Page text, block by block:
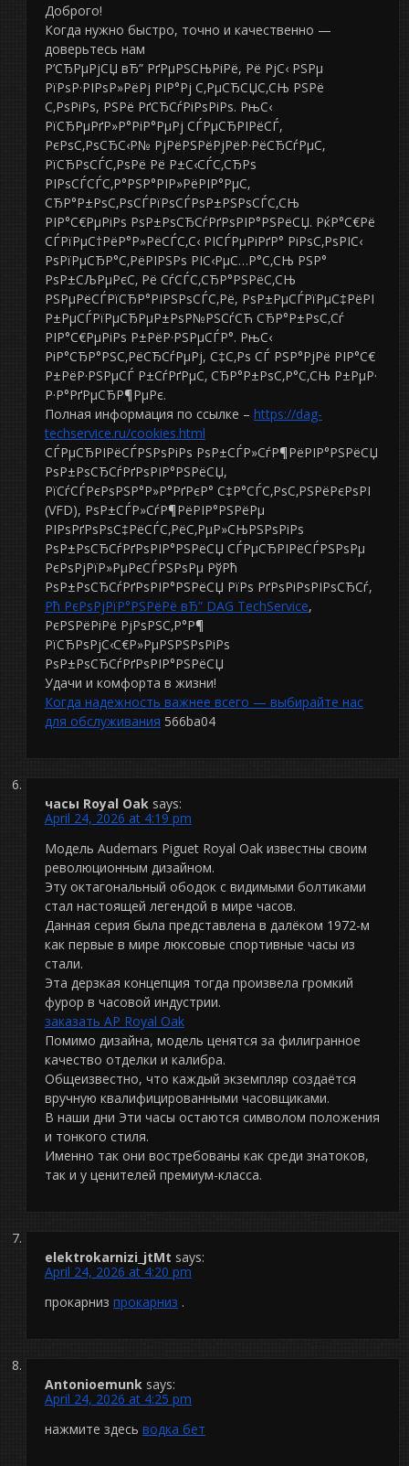
Доброго!
Когда нужно быстро, точно и качественно —
доверьтесь нам
Р’СЂРµРјСЏ вЂ” РґРµРЅСЊРіРё, Рё РјС‹ РЅРµ
РїРѕР·РІРѕР»РёРј РІР°Рј С‚РµСЂСЏС‚СЊ РЅРё
С‚РѕРіРѕ, РЅРё РґСЂСѓРіРѕРіРѕ. РњС‹
РїСЂРµРґР»Р°РіР°РµРј СЃРµСЂРІРёСЃ,
РєРѕС‚РѕСЂС‹Р№ РјРёРЅРёРјРёР·РёСЂСѓРµС‚
РїСЂРѕСЃС‚РѕРё Рё Р±С‹СЃС‚СЂРѕ
РІРѕСЃСЃС‚Р°РЅР°РІР»РёРІР°РµС‚
СЂР°Р±РѕС‚РѕСЃРїРѕСЃРѕР±РЅРѕСЃС‚СЊ
РІР°С€РµРіРѕ РѕР±РѕСЂСѓРґРѕРІР°РЅРёСЏ. РќР°С€Рё
СЃРїРµС†РёР°Р»РёСЃС‚С‹ РІСЃРµРіРґР° РіРѕС‚РѕРІС‹
РѕРїРµСЂР°С‚РёРІРЅРѕ РІС‹РµС…Р°С‚СЊ РЅР°
РѕР±СЉРµРєС‚ Рё СѓСЃС‚СЂР°РЅРёС‚СЊ
РЅРµРёСЃРїСЂР°РІРЅРѕСЃС‚Рё, РѕР±РµСЃРїРµС‡РёРІ
Р±РµСЃРїРµСЂРµР±РѕР№РЅСѓСЋ СЂР°Р±РѕС‚Сѓ
РІР°С€РµРіРѕ Р±РёР·РЅРµСЃР°. РњС‹
РіР°СЂР°РЅС‚РёСЂСѓРµРј, С‡С‚Рѕ СЃ РЅР°РјРё РІР°С€
Р±РёР·РЅРµСЃ Р±СѓРґРµС‚ СЂР°Р±РѕС‚Р°С‚СЊ Р±РµР·
Р·Р°РґРµСЂР¶РµРє.
Полная информация по ссылке – https://dag-
techservice.ru/cookies.html
СЃРµСЂРІРёСЃРЅРѕРіРѕ РѕР±СЃР»СѓР¶РёРІР°РЅРёСЏ
РѕР±РѕСЂСѓРґРѕРІР°РЅРёСЏ,
РїСѓСЃРєРѕРЅР°Р»Р°РґРєР° С‡Р°СЃС‚РѕС‚РЅРёРєРѕРІ
(VFD), РѕР±СЃР»СѓР¶РёРІР°РЅРёРµ
РІРѕРґРѕРѕС‡РёСЃС‚РёС‚РµР»СЊРЅРѕРіРѕ
РѕР±РѕСЂСѓРґРѕРІР°РЅРёСЏ СЃРµСЂРІРёСЃРЅРѕРµ
РєРѕРјРїР»РµРєСЃРЅРѕРµ РўРћ
РѕР±РѕСЂСѓРґРѕРІР°РЅРёСЏ РїРѕ РґРѕРіРѕРІРѕСЂСѓ,
Рћ РєРѕРјРїР°РЅРёРё вЂ” DAG TechService,
РєРЅРёРіРё РјРѕРЅС‚Р°Р¶
РїСЂРѕРјС‹С€Р»РµРЅРЅРѕРіРѕ
РѕР±РѕСЂСѓРґРѕРІР°РЅРёСЏ
Удачи и комфорта в жизни!
Когда надежность важнее всего — выбирайте нас
для обслуживания 566ba04
часы Royal Oak says:
April 24, 2026 at 4:19 pm
Модель Audemars Piguet Royal Oak известны своим
революционным дизайном.
Эту октагональный ободок с видимыми болтиками
стал настоящей легендой в мире часов.
Данная серия была представлена в далёком 1972-м
как первые в мире люксовые спортивные часы из
стали.
Эта дерзкая концепция тогда произвела громкий
фурор в часовой индустрии.
заказать AP Royal Oak
Помимо дизайна, модель ценятся за филигранное
качество отделки и калибра.
Общеизвестно, что каждый экземпляр создаётся
вручную квалифицированными часовщиками.
В наши дни Эти часы остаются символом положения
и тонкого стиля.
Именно так они востребованы как среди знатоков,
так и у ценителей премиум-класса.
elektrokarnizi_jtMt says:
April 24, 2026 at 4:20 pm
прокарниз прокарниз .
Antonioemunk says:
April 24, 2026 at 4:25 pm
нажмите здесь водка бет